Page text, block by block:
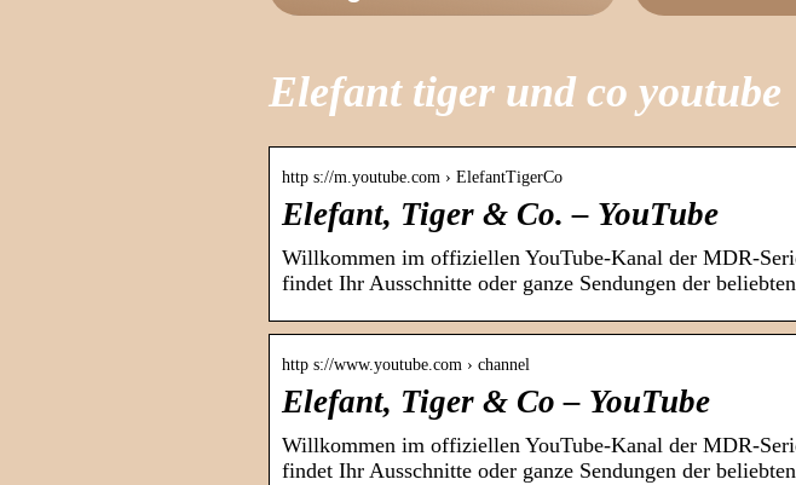
Elefant tiger und co youtube
http s://m.youtube.com › ElefantTigerCo
Elefant, Tiger & Co. – YouTube
Willkommen im offiziellen YouTube-Kanal der MDR-
findet Ihr Ausschnitte oder ganze Sendungen der
http s://www.youtube.com › channel
Elefant, Tiger & Co – YouTube
Willkommen im offiziellen YouTube-Kanal der MDR-
findet Ihr Ausschnitte oder ganze Sendungen der